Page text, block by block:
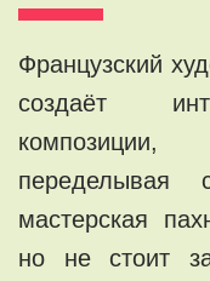
Французский
создаёт
переделывая
мастерская
но не стоит